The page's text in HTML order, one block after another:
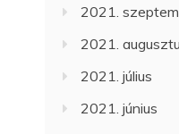
2021.
2021.
2021. július
2021. június